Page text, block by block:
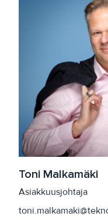
Toni Malkamäki
Asiakkuusjohtaja